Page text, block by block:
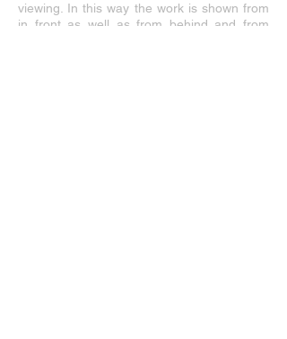
viewing. In this way the work is shown from
in front as well as from behind and from